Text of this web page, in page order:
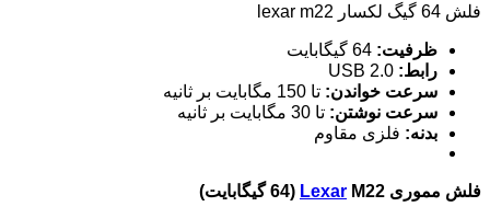
فلش 64 گیگ لکسار lexar m22
ظرفیت:
رابط:
سرعت خواندن: تا 150 مگابایت بر ثانیه
سرعت نوشتن: تا 30 مگابایت بر ثانیه
بدنه: فلزی مقاوم
فلش مموری Lexar M22 (64 گیگابایت)